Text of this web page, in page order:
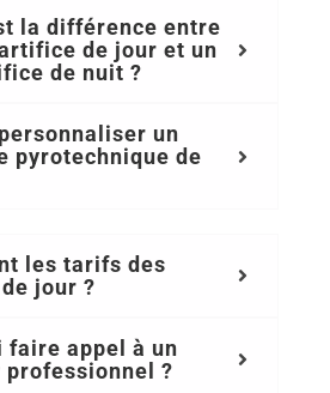
la différence entre
de jour et un
de nuit ?
un
pyrotechnique de
les tarifs des
jour ?
faire appel à un
?